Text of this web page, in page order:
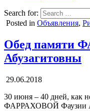
Search for:
Posted in Объявления,
Обед памяти
Абузагитовны
29.06.2018
30 июня – 40 дней, как
ФАРРАХОВОЙ Фаузии